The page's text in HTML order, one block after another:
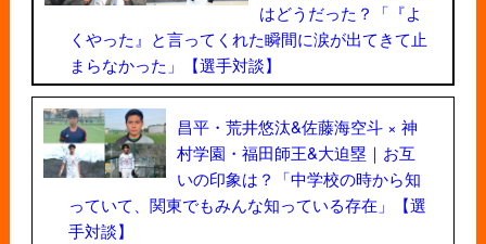
はどうだった？「『よ
くやった』と言ってくれた瞬間に涙が出てきて止
まらなかった」【選手対談】
昌平・荒井悠汰&佐藤海空斗 × 神
村学園・福田師王&大迫塁｜お互
いの印象は？「中学校の時から知
っていて、関東でもみんな知っている存在」【選
手対談】